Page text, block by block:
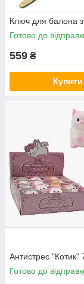
Ключ для балона з
Готово до
559 ₴
Купити
Антистрес "Котик"
Готово до